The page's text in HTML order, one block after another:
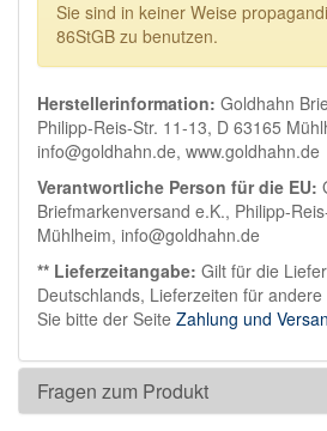
Sie sind in keiner Weise
86StGB zu benutzen.
Herstellerinformation: Goldhahn
Philipp-Reis-Str. 11-13, D 63165
info@goldhahn.de, www.goldhahn.de
Verantwortliche Person für die EU:
Briefmarkenversand e.K., Philipp-
Mühlheim, info@goldhahn.de
** Lieferzeitangabe: Gilt für die
Deutschlands, Lieferzeiten für
Sie bitte der Seite Zahlung und
Fragen zum Produkt